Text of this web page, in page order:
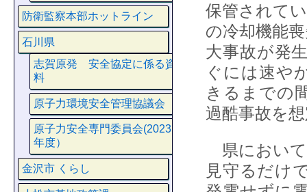
保管されて
の冷却機能
大事故が発
ぐには速や
きるまでの
過酷事故を
県において
見守るだけ
防衛監察本部ホットライン
石川県
志賀原発 安全協定に係る資
料
原子力環境安全管理協議会
原子力安全専門委員会(2023
年度）
金沢市 くらし